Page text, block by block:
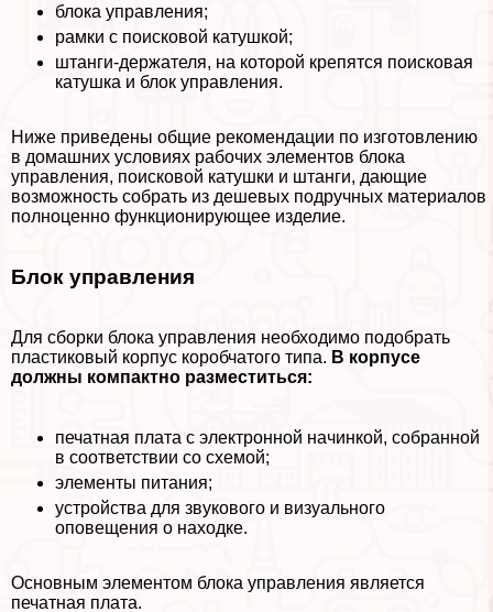
блока управления;
рамки с поисковой катушкой;
штанги-держателя, на которой крепятся поисковая
катушка и блок управления.
Ниже приведены общие рекомендации по изготовлению
в домашних условиях рабочих элементов блока
управления, поисковой катушки и штанги, дающие
возможность собрать из дешевых подручных материалов
полноценно функционирующее изделие.
Блок управления
Для сборки блока управления необходимо подобрать
пластиковый корпус коробчатого типа. В корпусе
должны компактно разместиться:
печатная плата с электронной начинкой, собранной
в соответствии со схемой;
элементы питания;
устройства для звукового и визуального
оповещения о находке.
Основным элементом блока управления является
печатная плата.